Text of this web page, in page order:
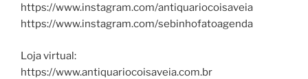
https://www.instagram.com/antiquariocoisaveia
https://www.instagram.com/sebinhofatoagenda
Loja virtual:
https://www.antiquariocoisaveia.com.br